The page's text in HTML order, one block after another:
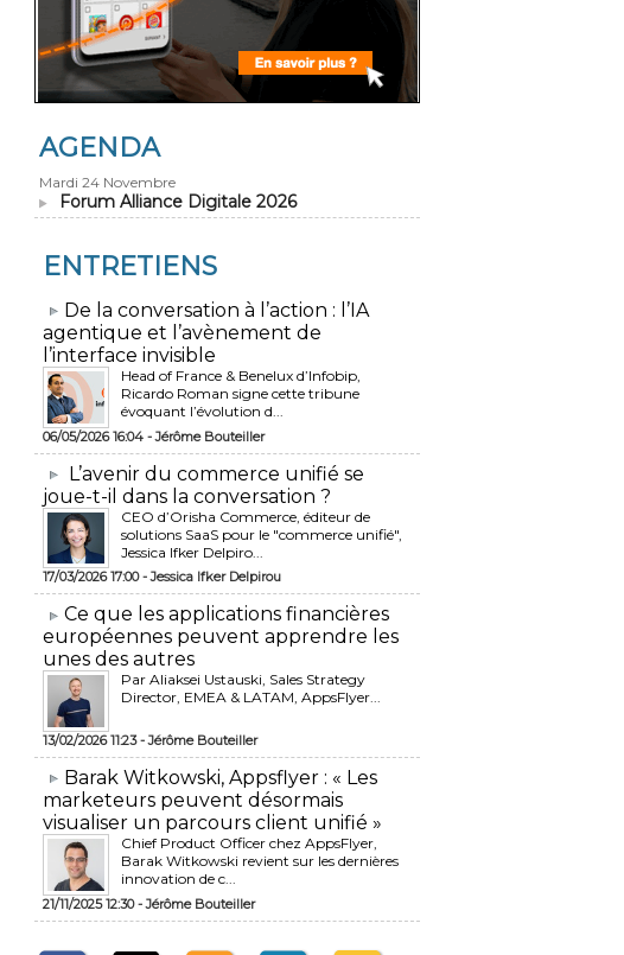
AGENDA
Mardi 24 Novembre
Forum Alliance Digitale 2026
ENTRETIENS
​De la conversation à l’action : l’IA
agentique et l’avènement de
l’interface invisible
Head of France & Benelux d’Infobip,
Ricardo Roman signe cette tribune
évoquant l’évolution d...
06/05/2026 16:04 -Jérôme Bouteiller
L’avenir du commerce unifié se
joue-t-il dans la conversation ?
CEO d’Orisha Commerce, éditeur de
solutions SaaS pour le "commerce unifié",
Jessica Ifker Delpiro...
17/03/2026 17:00 -Jessica Ifker Delpirou
​Ce que les applications financières
européennes peuvent apprendre les
unes des autres
Par Aliaksei Ustauski, Sales Strategy
Director, EMEA & LATAM, AppsFlyer...
13/02/2026 11:23 -Jérôme Bouteiller
​Barak Witkowski, Appsflyer : « Les
marketeurs peuvent désormais
visualiser un parcours client unifié »
Chief Product Officer chez AppsFlyer, ​
Barak Witkowski revient sur les dernières
innovation de c...
21/11/2025 12:30 -Jérôme Bouteiller